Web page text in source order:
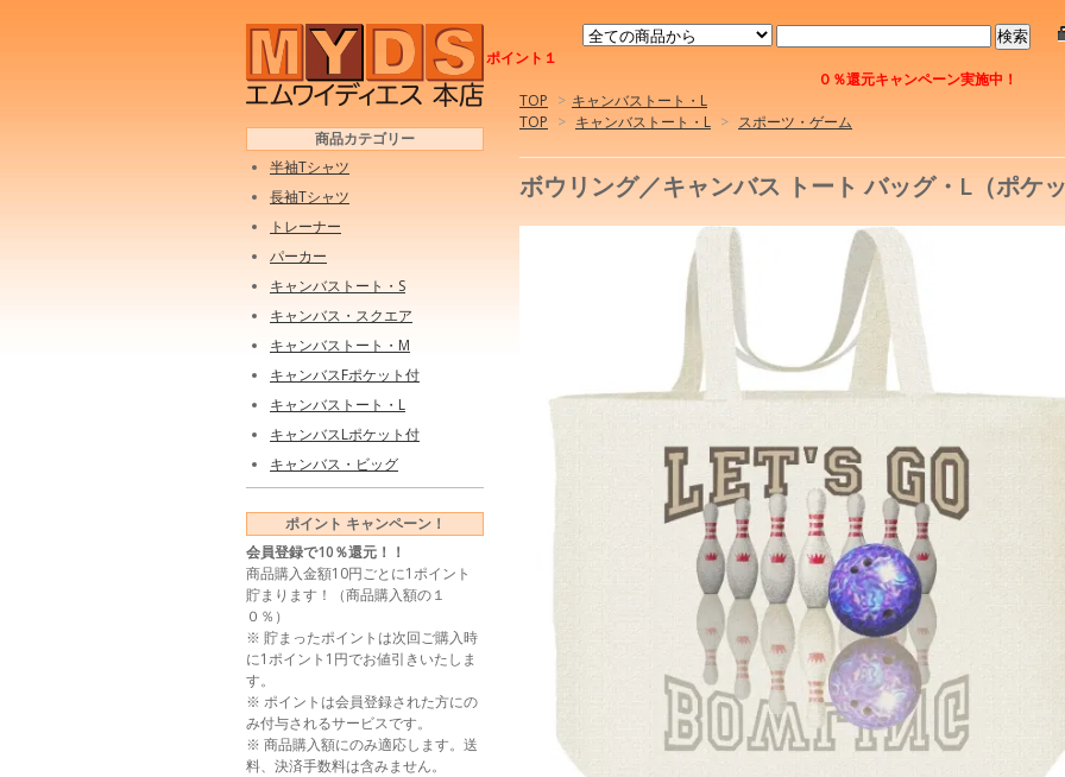
ポイント１
０％還元キャンペーン実施中！
TOP > キャンバストート・L
TOP > キャンバストート・L > スポーツ・ゲーム
ボウリング／キャンバス トート バッグ・L（ポケ
商品カテゴリー
半袖Tシャツ
長袖Tシャツ
トレーナー
パーカー
キャンバストート・S
キャンバス・スクエア
キャンバストート・M
キャンバスFポケット付
キャンバストート・L
キャンバスLポケット付
キャンバス・ビッグ
ポイント キャンペーン！
会員登録で10％還元！！
商品購入金額10円ごとに1ポイント
貯まります！（商品購入額の１
０％）
※ 貯まったポイントは次回ご購入時
に1ポイント1円でお値引きいたしま
す。
※ ポイントは会員登録された方にの
み付与されるサービスです。
※ 商品購入額にのみ適応します。送
料、決済手数料は含みません。